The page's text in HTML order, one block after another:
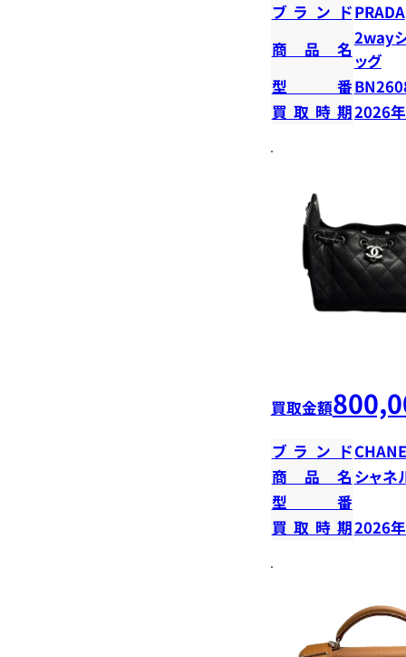
ブランドPRADA
商品名
2way
ッグ
型番
買取時期2026
買取金額
ブランド
商品名 シャネ
型番
買取時期2026